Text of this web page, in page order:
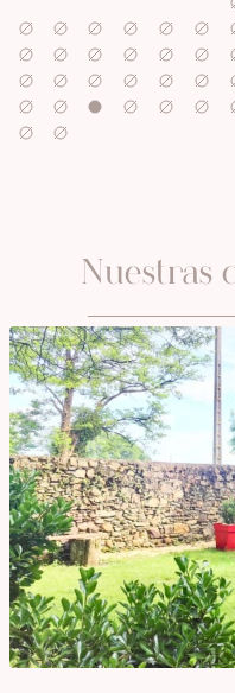
DECEMBER
Nuestras